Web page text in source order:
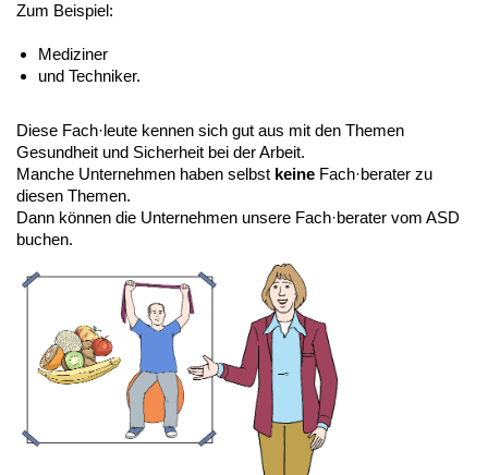
Zum Beispiel:
Mediziner
und Techniker.
Diese Fach·leute kennen sich gut aus mit den Themen
Gesundheit und Sicherheit bei der Arbeit.
Manche Unternehmen haben selbst keine Fach·berater zu
diesen Themen.
Dann können die Unternehmen unsere Fach·berater vom ASD
buchen.